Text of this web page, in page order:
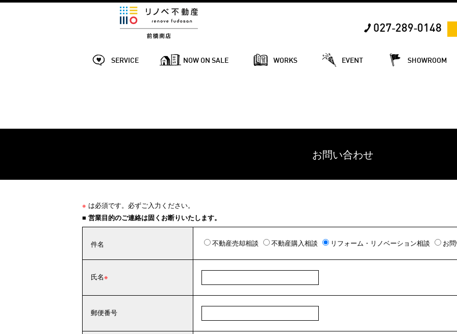
027‐289‐0148
SERVICE NOW ON SALE WORKS EVENT SHOWROOM
お問い合わせ
※ は必須です。必ずご入力ください。
■ 営業目的のご連絡は固くお断りいたします。
件名 不動産売却相談 不動産購入相談 リフォーム・リノベーション相談 お
氏名
郵便番号